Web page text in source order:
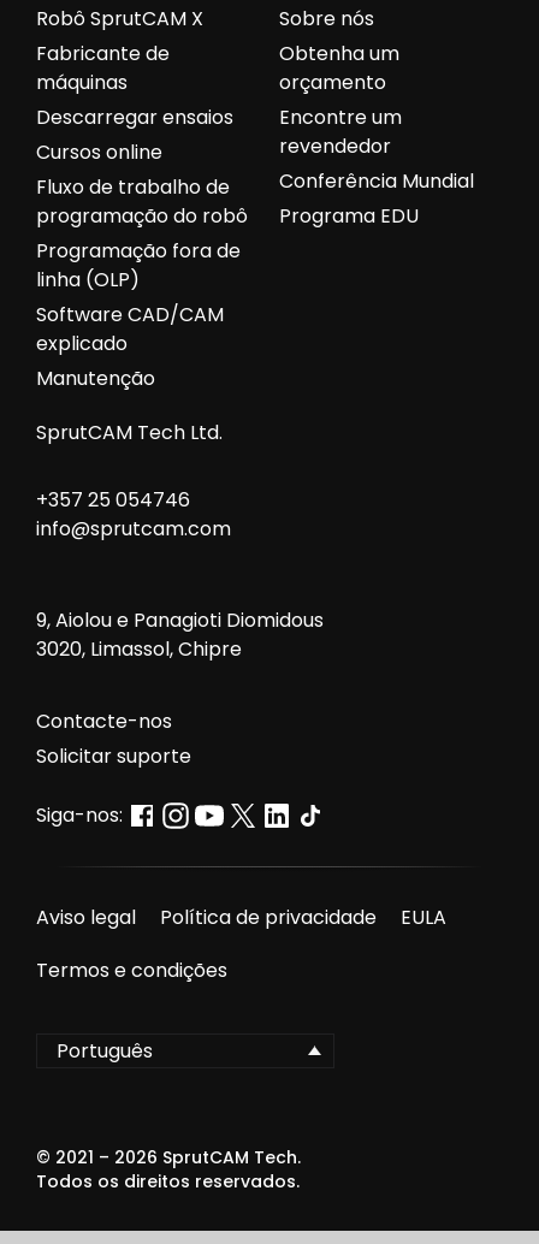
Sobre nós
Obtenha um
orçamento
Encontre um
revendedor
Conferência Mundial
Programa EDU
Robô SprutCAM X
Fabricante de
máquinas
Descarregar ensaios
Cursos online
Fluxo de trabalho de
programação do robô
Programação fora de
linha (OLP)
Software CAD/CAM
explicado
Manutenção
SprutCAM Tech Ltd.
+357 25 054746
info@sprutcam.com
9, Aiolou e Panagioti Diomidous
3020, Limassol, Chipre
Contacte-nos
Solicitar suporte
Siga-nos:
Aviso legal Política de privacidade
EULA
Termos e condições
Português
© 2021 – 2026 SprutCAM Tech.
Todos os direitos reservados.